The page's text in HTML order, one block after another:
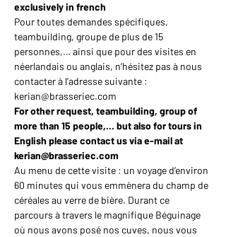
exclusively in french
Pour toutes demandes spécifiques,
teambuilding, groupe de plus de 15
personnes,… ainsi que pour des visites en
néerlandais ou anglais, n’hésitez pas à nous
contacter à l’adresse suivante :
kerian@brasseriec.com
For other request, teambuilding, group of
more than 15 people,... but also for tours in
English please contact us via e-mail at
kerian@brasseriec.com
Au menu de cette visite : un voyage d’environ
60 minutes qui vous emmènera du champ de
céréales au verre de bière. Durant ce
parcours à travers le magnifique Béguinage
où nous avons posé nos cuves, nous vous